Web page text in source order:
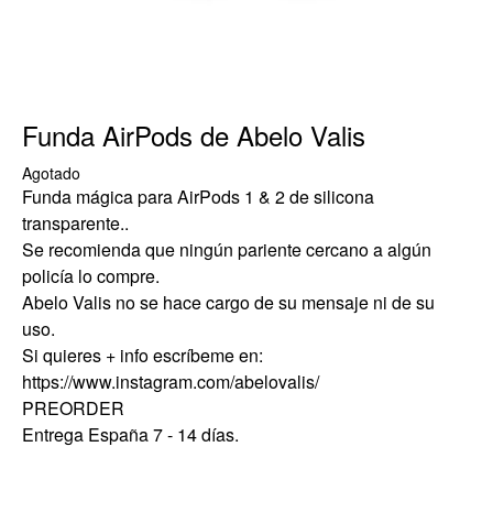
Funda AirPods de Abelo Valis
Agotado
Funda mágica para AirPods 1 & 2 de silicona
transparente..
Se recomienda que ningún pariente cercano a algún
policía lo compre.
Abelo Valis no se hace cargo de su mensaje ni de su
uso.
Si quieres + info escríbeme en:
https://www.instagram.com/abelovalis/
PREORDER
Entrega España 7 - 14 días.